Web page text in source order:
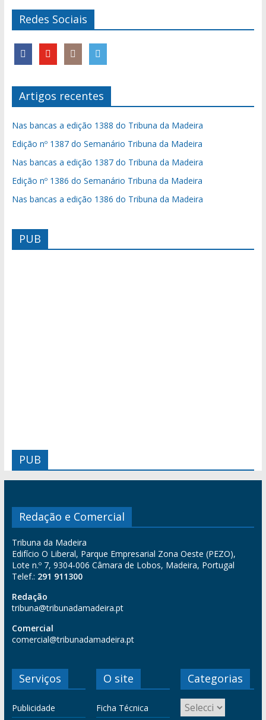
Redes Sociais
Artigos recentes
Nas bancas a edição 1388 do Tribuna da Madeira
Edição nº 1387 do Semanário Tribuna da Madeira
Nas bancas a edição 1387 do Tribuna da Madeira
Edição nº 1386 do Semanário Tribuna da Madeira
Nas bancas a edição 1386 do Tribuna da Madeira
PUB
PUB
Redação e Comercial
Tribuna da Madeira
Edifício O Liberal, Parque Empresarial Zona Oeste (PEZO),
Lote n.º 7, 9304-006 Câmara de Lobos, Madeira, Portugal
Telef.: 291 911300
Redação
tribuna@tribunadamadeira.pt
Comercial
comercial@tribunadamadeira.pt
Serviços
Publicidade
O site
Ficha Técnica
Categorias